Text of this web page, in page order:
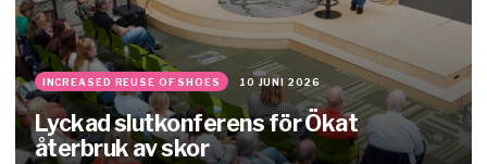
INCREASED REUSE OF SHOES 10 JUNI 2026
Lyckad slutkonferens för Ökat
återbruk av skor